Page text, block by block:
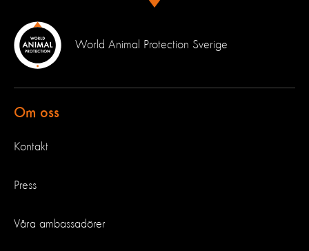
World Animal Protection Sverige
Om oss
Kontakt
Press
Våra ambassadörer